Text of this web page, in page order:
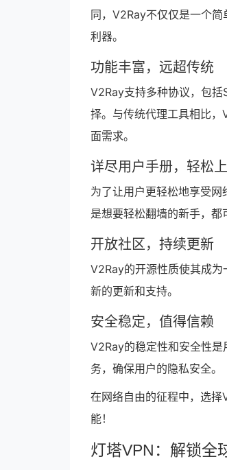
同，V2Ray不仅仅是一个
利器。
功能丰富，远超传统
V2Ray支持多种协议，包
择。与传统代理工具相比
面需求。
详尽用户手册，轻松
为了让用户更轻松地享受
是想要轻松翻墙的新手，都
开放社区，持续更新
V2Ray的开源性质使其成
新的更新和支持。
安全稳定，值得信赖
V2Ray的稳定性和安全性
务，确保用户的隐私安全。
在网络自由的征程中，选
能！
灯塔VPN：解锁